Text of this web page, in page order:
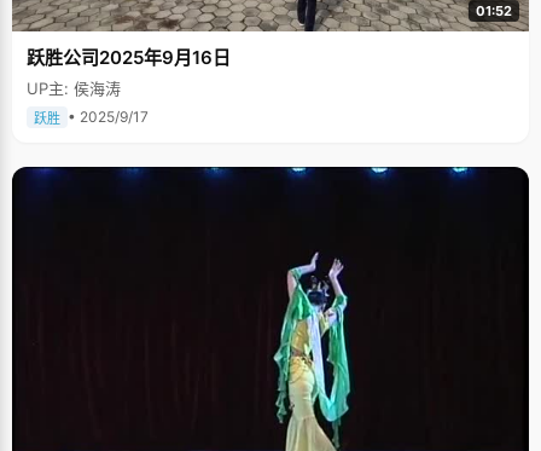
01:52
跃胜公司2025年9月16日
UP主: 侯海涛
跃胜 • 2025/9/17